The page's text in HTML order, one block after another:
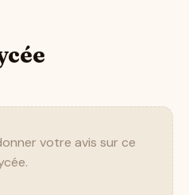
votre avis sur ce